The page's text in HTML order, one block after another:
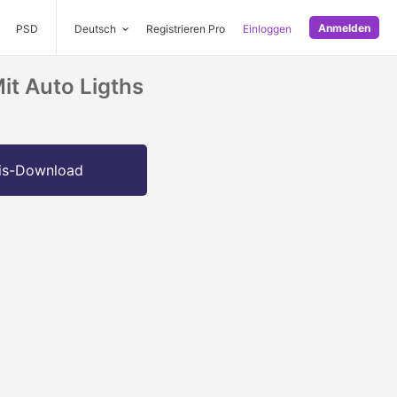
PSD Deutsch Registrieren Pro Einloggen Anmelden
Auto Ligths
Download